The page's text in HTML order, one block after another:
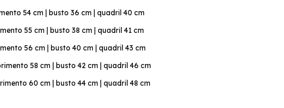
54 cm | busto 36 cm | quadril 40 cm
55 cm | busto 38 cm | quadril 41 cm
56 cm | busto 40 cm | quadril 43 cm
58 cm | busto 42 cm | quadril 46 cm
60 cm | busto 44 cm | quadril 48 cm